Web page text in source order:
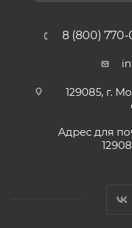
8 (800) 770-
129085, г.
Адрес для